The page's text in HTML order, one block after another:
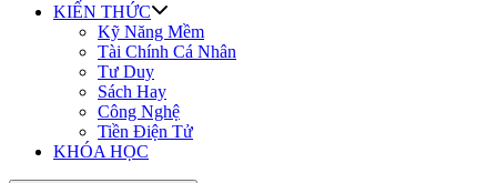
KIẾN THỨC
Kỹ Năng Mềm
Tài Chính Cá Nhân
Tư Duy
Sách Hay
Công Nghệ
Tiền Điện Tử
KHÓA HỌC